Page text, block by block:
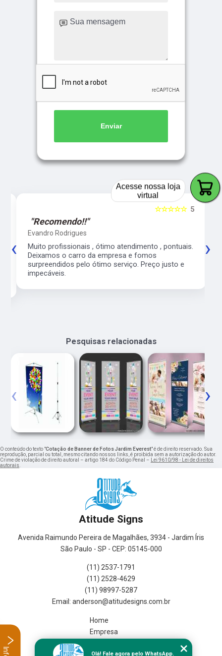
Enviar
5
☆☆☆☆☆
"Recomendo!!"
Evandro Rodrigues
Muito profissionais , ótimo atendimento , pontuais.
Deixamos o carro da empresa e fomos
surpreendidos pelo ótimo serviço. Preço justo e
impecáveis.
‹ ›
Pesquisas relacionadas
‹ ›
O conteúdo do texto "Cotação de Banner de Fotos Jardim Everest" é de direito reservado. Sua
reprodução, parcial ou total, mesmo citando nossos links, é proibida sem a autorização do autor.
Crime de violação de direito autoral – artigo 184 do Código Penal –
Lei 9610/98 - Lei de direitos
autorais
Atitude Signs
Avenida Raimundo Pereira de Magalhães, 3934 - Jardim Íris
São Paulo - SP - CEP: 05145-000
(11) 2537-1791
(11) 2528-4629
(11) 98997-5287
Home
Empresa
Serviços
Olá! Fale agora pelo WhatsApp.
Acesse nossa loja
virtual